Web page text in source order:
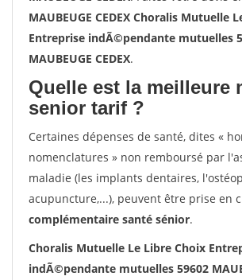
MAUBEUGE CEDEX Choralis Mutuelle
Entreprise indÃ©pendante mutuelles
MAUBEUGE CEDEX.
Quelle est la meilleure
senior tarif ?
Certaines dépenses de santé, dites «
nomenclatures » non remboursé par
maladie (les implants dentaires,
acupuncture,...), peuvent être prise en
complémentaire santé sénior.
Choralis Mutuelle Le Libre Choix
indÃ©pendante mutuelles 59602